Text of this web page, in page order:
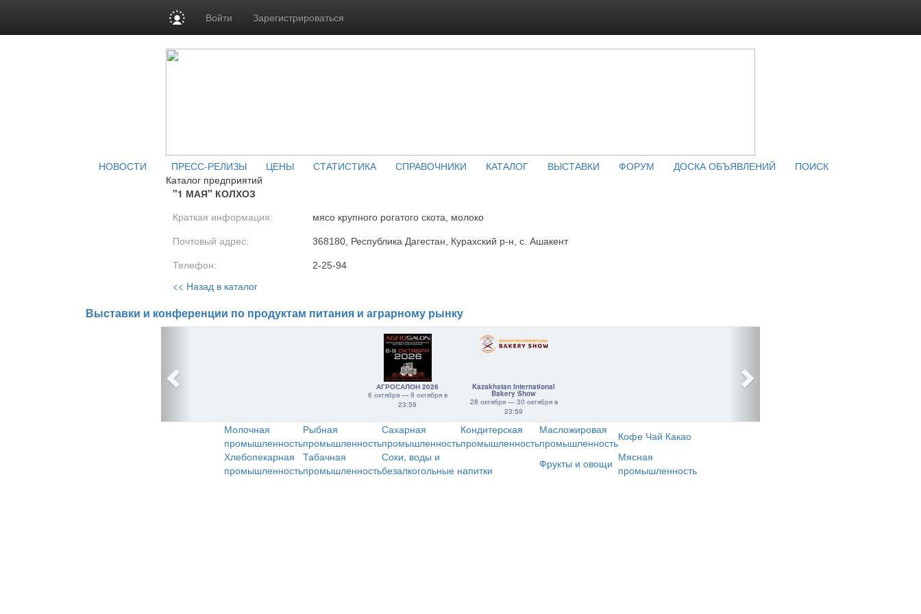
Войти Зарегистрироваться
НОВОСТИ ПРЕСС-РЕЛИЗЫ ЦЕНЫ СТАТИСТИКА СПРАВОЧНИКИ КАТАЛОГ ВЫСТАВКИ ФОРУМ ДОСКА ОБЪЯВЛЕНИЙ
ПОИСК
Каталог предприятий
"1 МАЯ" КОЛХОЗ
Краткая информация: мясо крупного рогатого скота, молоко
Почтовый адрес: 368180, Республика Дагестан, Курахский р-н, с. Ашакент
Телефон: 2-25-94
<< Назад в каталог
Выставки и конференции по продуктам питания и аграрному рынку
АГРОСАЛОН 2026
6 октября — 9 октября в
23:59
Kazakhstan International
Bakery Show
28 октября — 30 октября в
23:59
Молочная
промышленность
Рыбная
промышленность
Сахарная
промышленность
Кондитерская
промышленность
Масложировая
промышленностьКофе Чай Какао
Хлебопекарная
промышленность
Табачная
промышленность
Соки, воды и
безалкогольные напитки
Фрукты и овощи Мясная
промышленность